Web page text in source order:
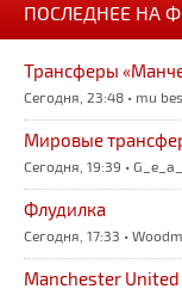
ПОСЛЕДНЕЕ НА
Трансферы
Сегодня, 23:48 • mu
Мировые
Сегодня, 19:39 •
Флудилка
Сегодня, 17:33 •
Manchester United